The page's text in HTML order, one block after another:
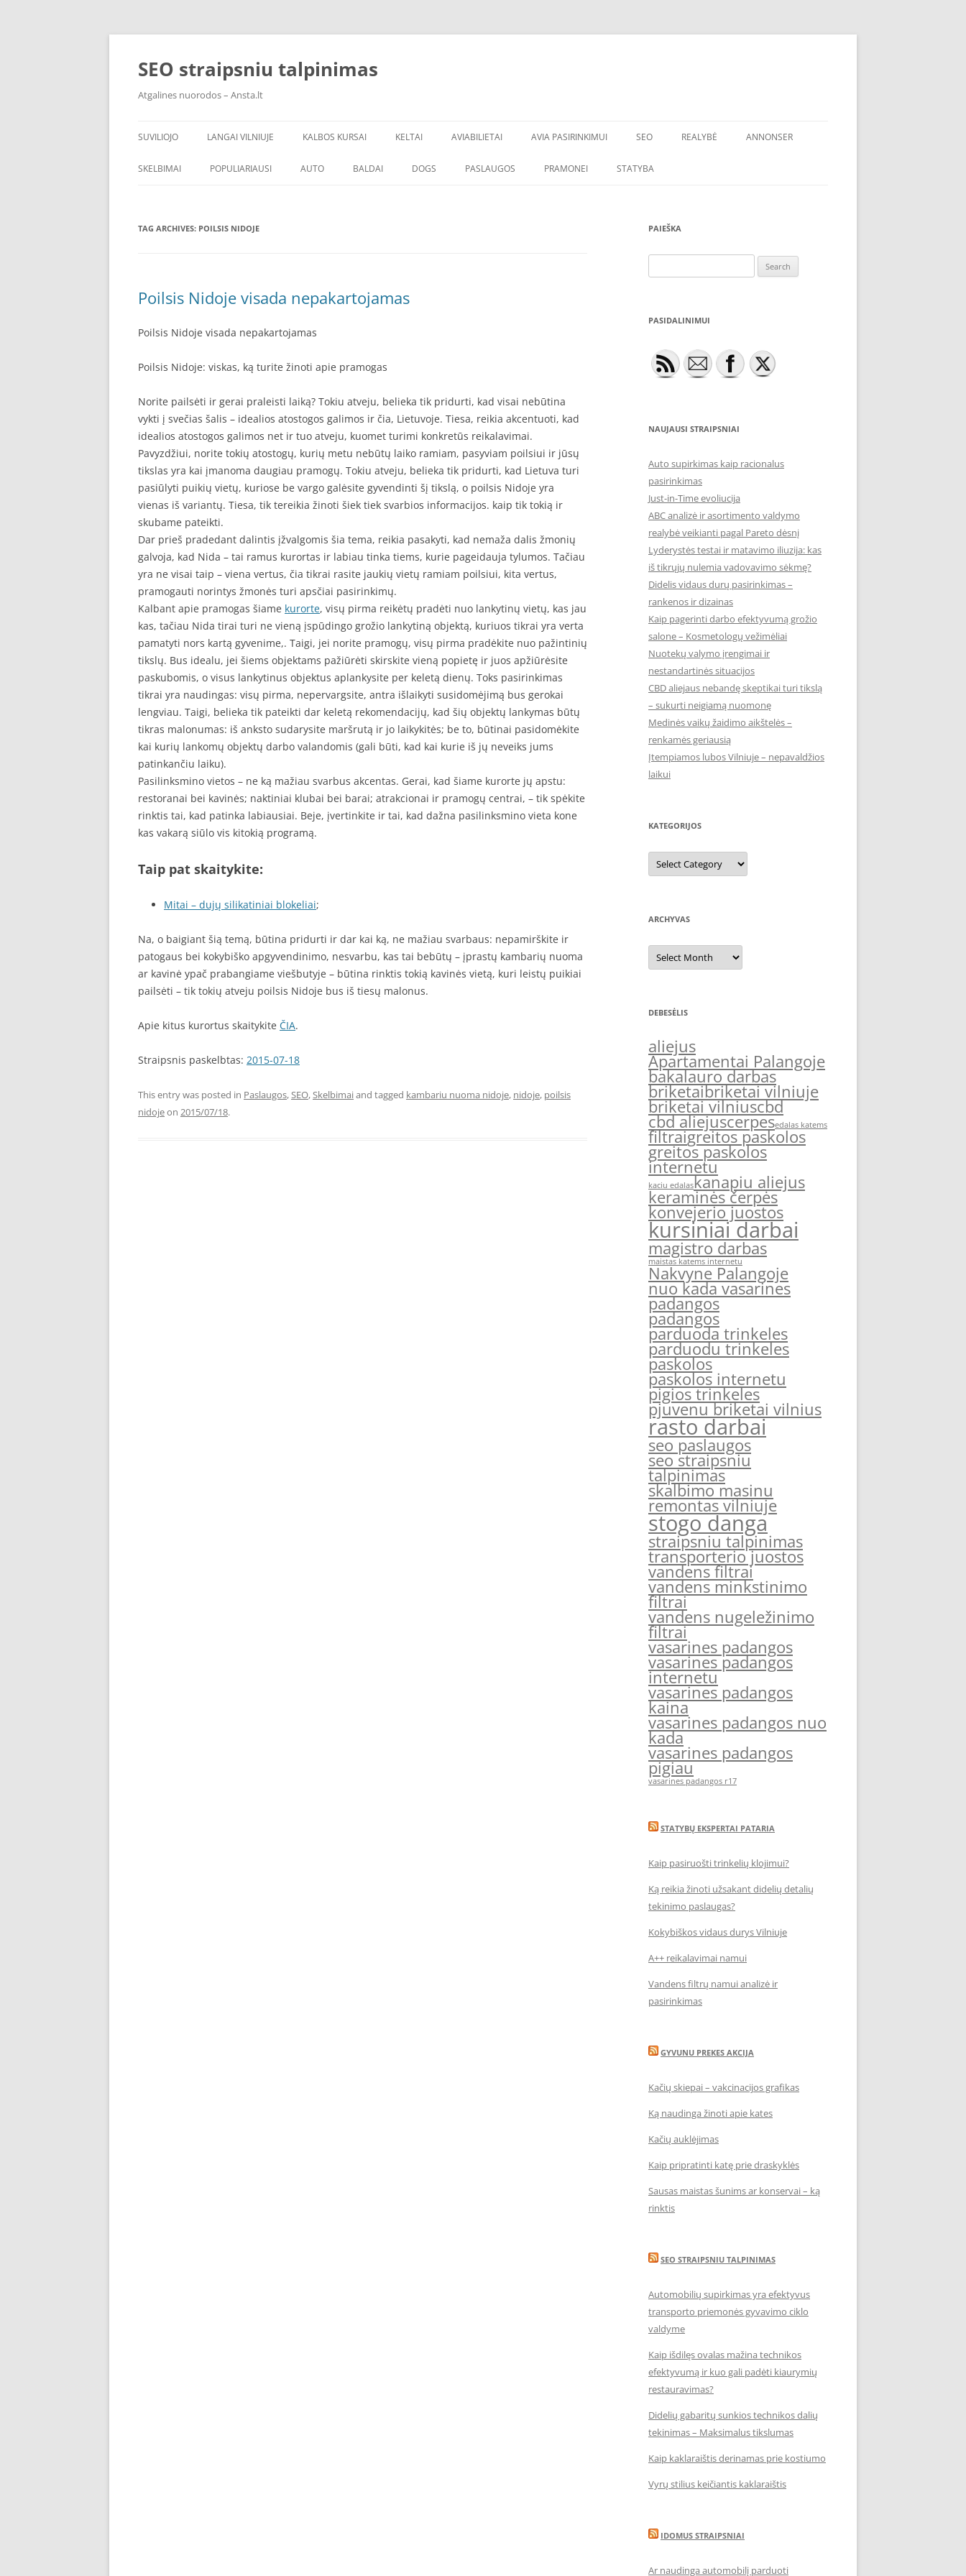
Skip
SEO straipsniu talpinimas
Atgalines nuorodos – Ansta.lt
SUVILIOJO LANGAI VILNIUJE KALBOS KURSAI KELTAI AVIABILIETAI AVIA PASIRINKIMUI SEO REALYBĖ ANNONSER
SKELBIMAI POPULIARIAUSI AUTO BALDAI DOGS PASLAUGOS PRAMONEI STATYBA
TAG ARCHIVES: POILSIS NIDOJE
Poilsis Nidoje visada nepakartojamas
Poilsis Nidoje visada nepakartojamas
Poilsis Nidoje: viskas, ką turite žinoti apie pramogas
Norite pailsėti ir gerai praleisti laiką? Tokiu atveju, belieka tik pridurti, kad visai nebūtina
vykti į svečias šalis – idealios atostogos galimos ir čia, Lietuvoje. Tiesa, reikia akcentuoti, kad
idealios atostogos galimos net ir tuo atveju, kuomet turimi konkretūs reikalavimai.
Pavyzdžiui, norite tokių atostogų, kurių metu nebūtų laiko ramiam, pasyviam poilsiui ir jūsų
tikslas yra kai įmanoma daugiau pramogų. Tokiu atveju, belieka tik pridurti, kad Lietuva turi
pasiūlyti puikių vietų, kuriose be vargo galėsite gyvendinti šį tikslą, o poilsis Nidoje yra
vienas iš variantų. Tiesa, tik tereikia žinoti šiek tiek svarbios informacijos. kaip tik tokią ir
skubame pateikti.
Dar prieš pradedant dalintis įžvalgomis šia tema, reikia pasakyti, kad nemaža dalis žmonių
galvoja, kad Nida – tai ramus kurortas ir labiau tinka tiems, kurie pageidauja tylumos. Tačiau
yra ne visai taip – viena vertus, čia tikrai rasite jaukių vietų ramiam poilsiui, kita vertus,
pramogauti norintys žmonės turi apsčiai pasirinkimų.
Kalbant apie pramogas šiame kurorte, visų pirma reikėtų pradėti nuo lankytinų vietų, kas jau
kas, tačiau Nida tirai turi ne vieną įspūdingo grožio lankytiną objektą, kuriuos tikrai yra verta
pamatyti nors kartą gyvenime,. Taigi, jei norite pramogų, visų pirma pradėkite nuo pažintinių
tikslų. Bus idealu, jei šiems objektams pažiūrėti skirskite vieną popietę ir juos apžiūrėsite
paskubomis, o visus lankytinus objektus aplankysite per keletą dienų. Toks pasirinkimas
tikrai yra naudingas: visų pirma, nepervargsite, antra išlaikyti susidomėjimą bus gerokai
lengviau. Taigi, belieka tik pateikti dar keletą rekomendacijų, kad šių objektų lankymas būtų
tikras malonumas: iš anksto sudarysite maršrutą ir jo laikykitės; be to, būtinai pasidomėkite
kai kurių lankomų objektų darbo valandomis (gali būti, kad kai kurie iš jų neveiks jums
patinkančiu laiku).
Pasilinksmino vietos – ne ką mažiau svarbus akcentas. Gerai, kad šiame kurorte jų apstu:
restoranai bei kavinės; naktiniai klubai bei barai; atrakcionai ir pramogų centrai, – tik spėkite
rinktis tai, kad patinka labiausiai. Beje, įvertinkite ir tai, kad dažna pasilinksmino vieta kone
kas vakarą siūlo vis kitokią programą.
Taip pat skaitykite:
Mitai – dujų silikatiniai blokeliai;
Na, o baigiant šią temą, būtina pridurti ir dar kai ką, ne mažiau svarbaus: nepamirškite ir
patogaus bei kokybiško apgyvendinimo, nesvarbu, kas tai bebūtų – įprastų kambarių nuoma
ar kavinė ypač prabangiame viešbutyje – būtina rinktis tokią kavinės vietą, kuri leistų puikiai
pailsėti – tik tokių atveju poilsis Nidoje bus iš tiesų malonus.
Apie kitus kurortus skaitykite ČIA.
Straipsnis paskelbtas: 2015-07-18
This entry was posted in Paslaugos,SEO,Skelbimaiand tagged kambariu nuoma nidoje, nidoje, poilsis
nidojeon 2015/07/18.
PAIEŠKA
for:
PASIDALINIMUI
NAUJAUSI STRAIPSNIAI
Auto supirkimas kaip racionalus
pasirinkimas
Just-in-Time evoliucija
ABC analizė ir asortimento valdymo
realybė veikianti pagal Pareto dėsnį
Lyderystės testai ir matavimo iliuzija: kas
iš tikrųjų nulemia vadovavimo sėkmę?
Didelis vidaus durų pasirinkimas –
rankenos ir dizainas
Kaip pagerinti darbo efektyvumą grožio
salone – Kosmetologų vežimėliai
Nuotekų valymo įrengimai ir
nestandartinės situacijos
CBD aliejaus nebandę skeptikai turi tikslą
– sukurti neigiamą nuomonę
Medinės vaikų žaidimo aikštelės –
renkamės geriausią
Įtempiamos lubos Vilniuje – nepavaldžios
laikui
KATEGORIJOS
Kategorijos
ARCHYVAS
Archyvas
DEBESĖLIS
aliejus
Apartamentai Palangoje
bakalauro darbas
briketaibriketai vilniuje
briketai vilniuscbd
cbd aliejuscerpesedalas katems
filtraigreitos paskolos
greitos paskolos
internetu
kaciu edalaskanapiu aliejus
keraminės čerpės
konvejerio juostos
kursiniai darbai
magistro darbas
maistas katems internetu
Nakvyne Palangoje
nuo kada vasarines
padangos
padangos
parduoda trinkeles
parduodu trinkeles
paskolos
paskolos internetu
pigios trinkeles
pjuvenu briketai vilnius
rasto darbai
seo paslaugos
seo straipsniu
talpinimas
skalbimo masinu
remontas vilniuje
stogo danga
straipsniu talpinimas
transporterio juostos
vandens filtrai
vandens minkstinimo
filtrai
vandens nugeležinimo
filtrai
vasarines padangos
vasarines padangos
internetu
vasarines padangos
kaina
vasarines padangos nuo
kada
vasarines padangos
pigiau
vasarines padangos r17
STATYBŲ EKSPERTAI PATARIA
Kaip pasiruošti trinkelių klojimui?
Ką reikia žinoti užsakant didelių detalių
tekinimo paslaugas?
Kokybiškos vidaus durys Vilniuje
A++ reikalavimai namui
Vandens filtrų namui analizė ir
pasirinkimas
GYVUNU PREKES AKCIJA
Kačių skiepai – vakcinacijos grafikas
Ką naudinga žinoti apie kates
Kačių auklėjimas
Kaip pripratinti katę prie draskyklės
Sausas maistas šunims ar konservai – ką
rinktis
SEO STRAIPSNIU TALPINIMAS
Automobilių supirkimas yra efektyvus
transporto priemonės gyvavimo ciklo
valdyme
Kaip išdilęs ovalas mažina technikos
efektyvumą ir kuo gali padėti kiaurymių
restauravimas?
Didelių gabaritų sunkios technikos dalių
tekinimas – Maksimalus tikslumas
Kaip kaklaraištis derinamas prie kostiumo
Vyrų stilius keičiantis kaklaraištis
IDOMUS STRAIPSNIAI
Ar naudinga automobilį parduoti